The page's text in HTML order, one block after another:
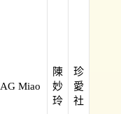
AG Miao
陳
妙
玲
珍
愛
社